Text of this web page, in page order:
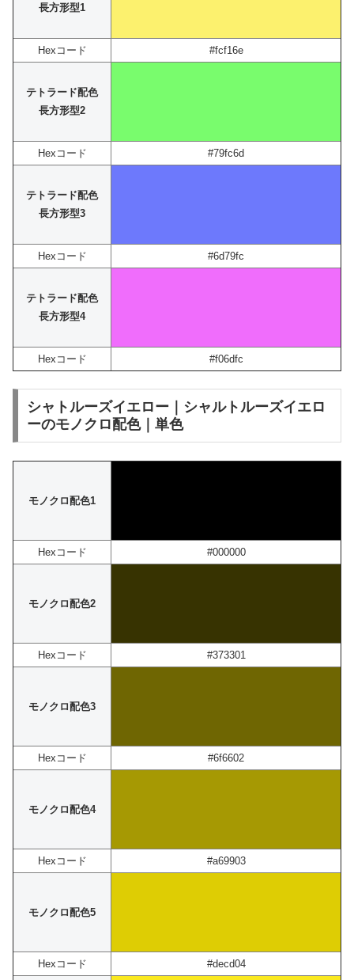
長方形型1
Hexコード #fcf16e
テトラード配色
長方形型2
Hexコード #79fc6d
テトラード配色
長方形型3
Hexコード #6d79fc
テトラード配色
長方形型4
Hexコード #f06dfc
シャトルーズイエロー｜シャルトルーズイエロ
ーのモノクロ配色｜単色
モノクロ配色1
Hexコード #000000
モノクロ配色2
Hexコード #373301
モノクロ配色3
Hexコード #6f6602
モノクロ配色4
Hexコード #a69903
モノクロ配色5
Hexコード #decd04